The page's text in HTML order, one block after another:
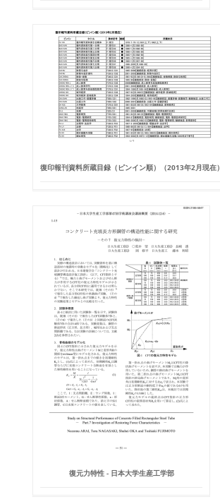
復印報刊資料所蔵目録（ピンイン順）（2013年2月現在）
復元力特性 - 日本大学生産工学部